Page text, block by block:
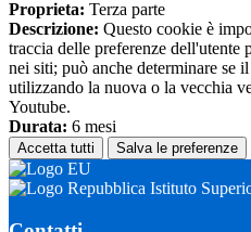
Proprieta: Terza parte
Descrizione: Questo cookie è
traccia delle preferenze
nei siti; può anche determinare se
utilizzando la nuova o la vecchia
Youtube.
Durata: 6 mesi
Accetta tutti Salva le preferenze
Istituto